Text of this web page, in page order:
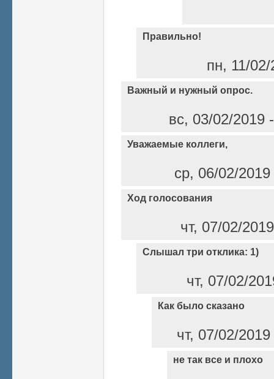
Правильно!
пн, 11/
Важный и нужный опрос.
вс, 03/02/
Уважаемые коллеги,
ср, 06/02/
Ход голосования
чт, 07/02/
Слышал три отклика: 1)
чт, 07/02/
Как было сказано
чт, 07/02/
не так все и плохо